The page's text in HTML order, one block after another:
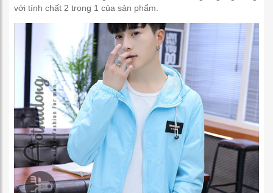
với tính chất 2 trong 1 của sản phẩm.